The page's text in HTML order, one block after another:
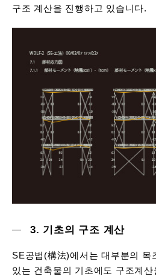
구조 계산을 진행하고 있습니다.
3. 기초의 구조 계산
SE공법(構法)에서는 대부분의 목
있는 건축물의 기초에도 구조계